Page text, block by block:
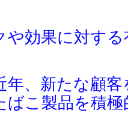
や効果に対す
年、新たな顧
ばこ製品を積